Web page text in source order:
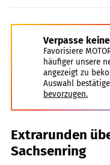
Verpasse
Favorisiere
häufiger unsere
angezeigt zu
Auswahl
bevorzugen.
Extrarunden
Sachsenring